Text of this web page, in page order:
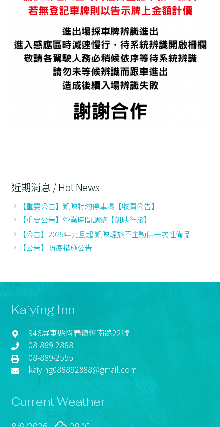
近期消息 / Hot News
【重要公告】凱映特約停車場【收費公告】
【重要公告】營業時間調整【凱映行旅】
【公告】2025年元旦起 凱映輕旅不主動供一次性備品
【公告】防疫措施公告
Kaiying Inn
946屏東縣恆春鎮恆南路22號
08-889-2888
08-889-2555
kaiying088892888@gmail.com
Current Weather